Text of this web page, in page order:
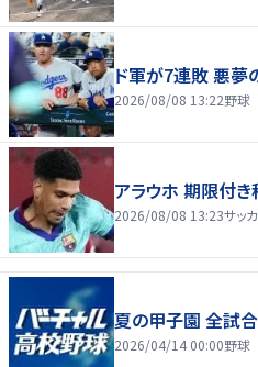
ド軍が7連敗 悪夢
2026/08/08 13:22野球
アラウホ 期限付
2026/08/08 13:23サッ
夏の甲子園 全試合
2026/04/14 00:00野球